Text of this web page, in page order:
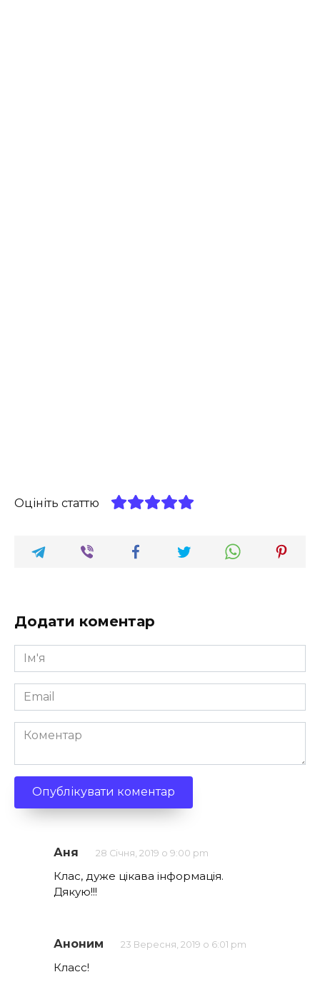
Оцініть статтю
Додати коментар
Ім'я
*
Email
*
Коментар
Аня 28 Січня, 2019 о 9:00 pm
Клас, дуже цікава інформація.
Дякую!!!
Аноним 23 Вересня, 2019 о 6:01 pm
Класс!